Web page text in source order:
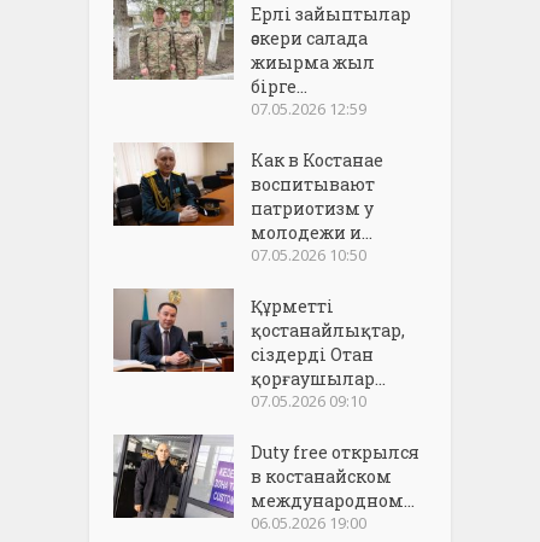
Ерлі зайыптылар
әскери салада
жиырма жыл
бірге...
07.05.2026 12:59
Как в Костанае
воспитывают
патриотизм у
молодежи и...
07.05.2026 10:50
Құрметті
қостанайлықтар,
сіздерді Отан
қорғаушылар...
07.05.2026 09:10
Duty free открылся
в костанайском
международном...
06.05.2026 19:00